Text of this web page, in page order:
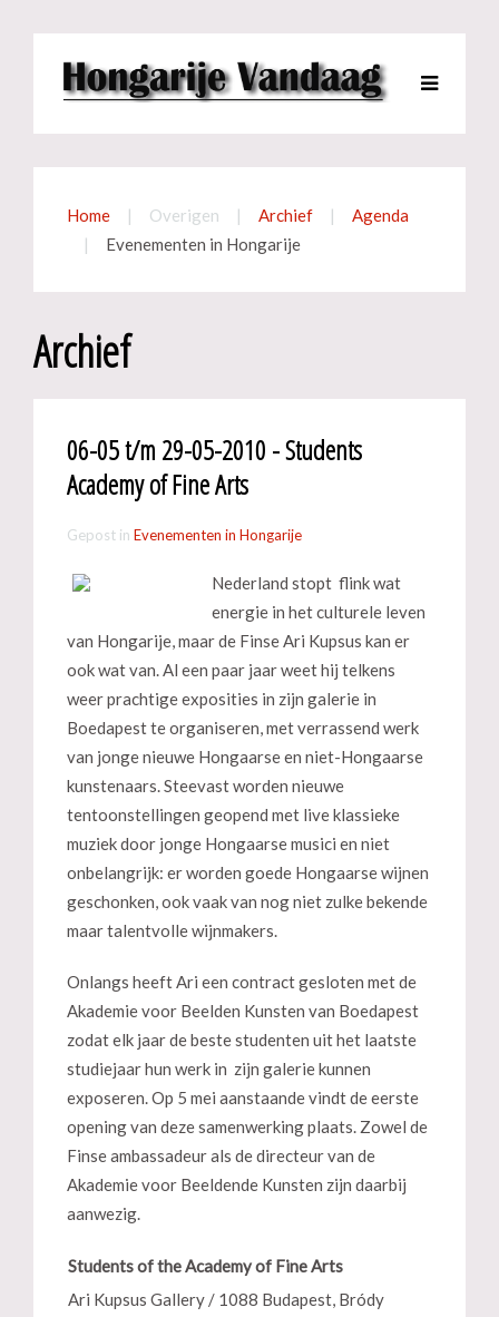
Home Overigen Archief
Agenda
Evenementen in Hongarije
Archief
06-05 t/m 29-05-2010 - Students
Academy of Fine Arts
Gepost in Evenementen in Hongarije
Nederland stopt flink wat
energie in het culturele leven
van Hongarije, maar de Finse Ari Kupsus kan er
ook wat van. Al een paar jaar weet hij telkens
weer prachtige exposities in zijn galerie in
Boedapest te organiseren, met verrassend werk
van jonge nieuwe Hongaarse en niet-Hongaarse
kunstenaars. Steevast worden nieuwe
tentoonstellingen geopend met live klassieke
muziek door jonge Hongaarse musici en niet
onbelangrijk: er worden goede Hongaarse wijnen
geschonken, ook vaak van nog niet zulke bekende
maar talentvolle wijnmakers.
Onlangs heeft Ari een contract gesloten met de
Akademie voor Beelden Kunsten van Boedapest
zodat elk jaar de beste studenten uit het laatste
studiejaar hun werk in zijn galerie kunnen
exposeren. Op 5 mei aanstaande vindt de eerste
opening van deze samenwerking plaats. Zowel de
Finse ambassadeur als de directeur van de
Akademie voor Beeldende Kunsten zijn daarbij
aanwezig.
Students of the Academy of Fine Arts
Ari Kupsus Gallery / 1088 Budapest, Bródy